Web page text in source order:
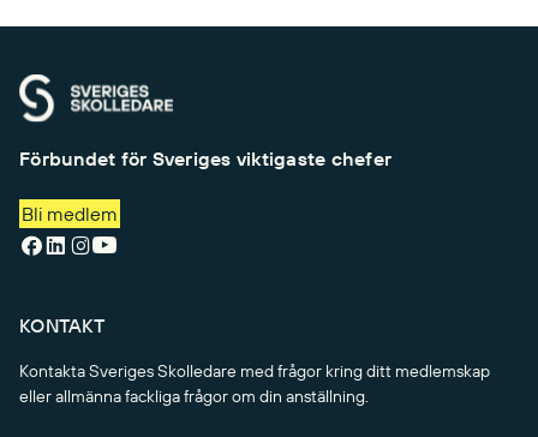
Förbundet för Sveriges viktigaste chefer
Bli medlem
KONTAKT
Kontakta Sveriges Skolledare med frågor kring ditt medlemskap
eller allmänna fackliga frågor om din anställning.